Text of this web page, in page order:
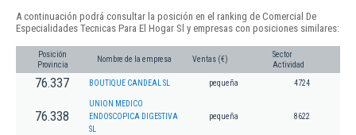
A continuación podrá consultar la posición en el ranking de Comercial De
Especialidades Tecnicas Para El Hogar Sl y empresas con posiciones similares:
Posición
Provincia
Nombre de la empresa Ventas (€)
Sector
Actividad
76.337 BOUTIQUE CANDEAL SL pequeña 4724
76.338
UNION MEDICO
ENDOSCOPICA DIGESTIVA
SL
pequeña 8622